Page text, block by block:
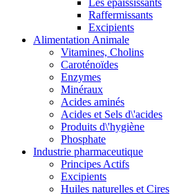
Les épaississants
Raffermissants
Excipients
Alimentation Animale
Vitamines, Cholins
Caroténoïdes
Enzymes
Minéraux
Acides aminés
Acides et Sels d\'acides
Produits d\'hygiène
Phosphate
Industrie pharmaceutique
Principes Actifs
Excipients
Huiles naturelles et Cires